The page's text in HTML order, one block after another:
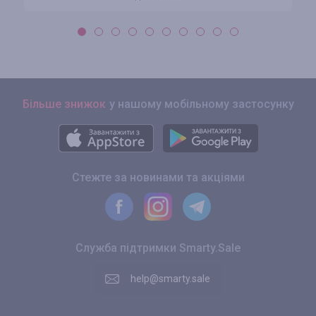
Більше знижок у нашому мобільному застосунку
Стежте за новинами та акціями
Служба підтримки Smarty.Sale
help@smarty.sale